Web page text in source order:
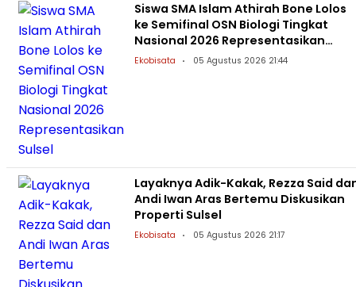
Siswa SMA Islam Athirah Bone Lolos
ke Semifinal OSN Biologi Tingkat
Nasional 2026 Representasikan
Sulsel
Ekobisata 05 Agustus 2026 21:44
Layaknya Adik-Kakak, Rezza Said
Andi Iwan Aras Bertemu Diskusikan
Properti Sulsel
Ekobisata 05 Agustus 2026 21:17